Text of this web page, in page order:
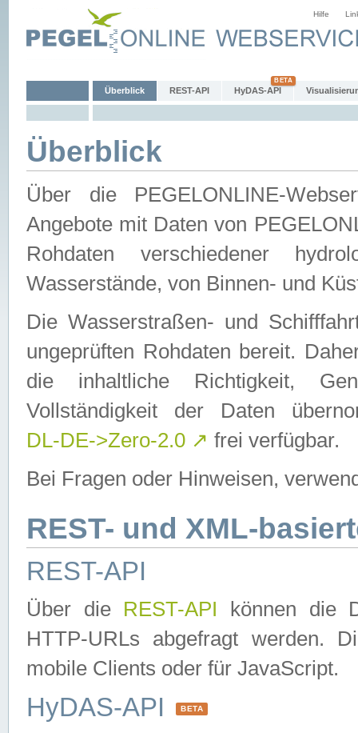
Hilfe
Überblick REST-API HyDAS-API
Überblick
Über die PEGELONLINE-
Angebote mit Daten von
Rohdaten verschiedener
Wasserstände, von Binnen- und
Die Wasserstraßen- und
ungeprüften Rohdaten bereit.
die inhaltliche Richtigkeit,
Vollständigkeit der Daten
DL-DE->Zero-2.0 ↗ frei verfügbar.
Bei Fragen oder Hinweisen,
REST- und XML-
REST-API
Über die REST-API können die
HTTP-URLs abgefragt werden.
mobile Clients oder für JavaScript.
HyDAS-API BETA